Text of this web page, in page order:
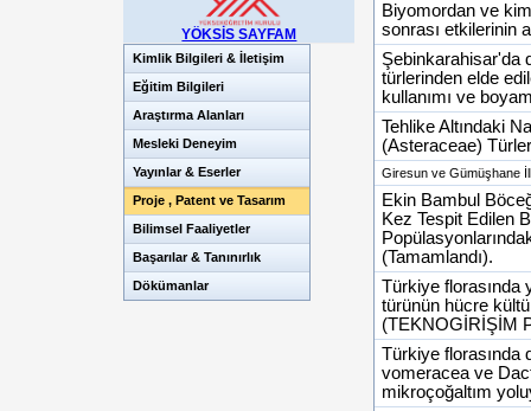
YÖKSİS SAYFAM
Kimlik Bilgileri & İletişim
Eğitim Bilgileri
Araştırma Alanları
Mesleki Deneyim
Yayınlar & Eserler
Proje , Patent ve Tasarım
Bilimsel Faaliyetler
Başarılar & Tanınırlık
Dökümanlar
Biyomordan ve
sonrası etkilerinin
Şebinkarahisar'da
türlerinden elde
kullanımı ve
Tehlike Altındaki
(Asteraceae)
Giresun ve Gümüşhane
Ekin Bambul
Kez Tespit Edilen
(Tamamlandı).
Türkiye florasında
türünün hücre
(TEKNOGİRİŞİM
Türkiye florasında
vomeracea ve
mikroçoğaltım